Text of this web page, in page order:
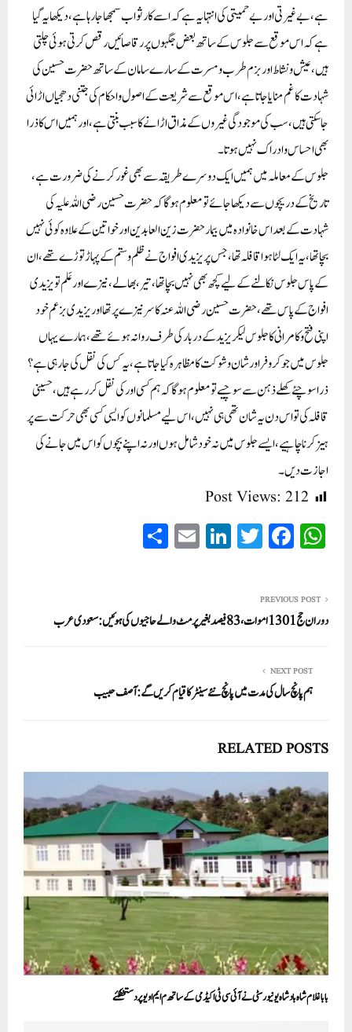
ہے، بے غیرتی اور بے حمیتی کی انتہا یہ ہے کہ اسے کار ثواب سمجھا جا رہا ہے، دیکھا یہ گیا
ہے کہ اس موقع سے جلوس کے ساتھ بعض جگہوں پر رقاصائیں رقص کرتی ہوئی چلتی
ہیں، عیش ونشاط اور بزم طرب ومسرت کے سارے سامان کے ساتھ حضرت حسین کی
شہادت کا غم منایا جاتا ہے، اس موقع سے شریعت کے اصول واحکام کی جتنی دھجیاں اڑائی
جا سکتی ہیں، سب کی موجودگی غیروں کے مذاق اڑانے کا سبب بنتی ہے، اور ہمیں اس کا ذرا
بھی احساس وادراک نہیں ہوتا۔
جلوس کے معاملہ میں ہمیں ایک دوسرے طریقہ سے بھی غور کرنے کی ضرورت ہے،
تاریخ کے دریچوں سے دیکھا جائے تو معلوم ہو گا کہ حضرت حسین رضی اللہ علیہ کی
شہادت کے بعد اس خانوادہ میں بیمار حضرت زین العابدین اور خواتین کے علاوہ کوئی نہیں
بچا تھا،یہ ایک لٹا ہوا قافلہ تھا، جس پریزیدی افواج نے ظلم وستم کے پہاڑ توڑے تھے، ان
کے پاس جلوس نکالنے کے لیے کچھ بھی نہیں بچا تھا، تیر،بھالے، نیزے اورعَلم تو یزیدی
افواج کے پاس تھے، حضرت حسین رضی اللہ عنہ کا سر نیزے پر تھا اوریزیدی بزعم خود
اپنی فتح وکامرانی کاجلوس لیکر یزیدکے دربار کی طرف روانہ ہوئے تھے، ہمارے یہاں
جلوس میں جو کروفراور شان وشوکت کا مظاہرہ کیا جاتا ہے، یہ کس کی نقل کی جا رہی ہے؟
ذرا سوچئے کھلے ذہن سے سوچیے تو معلوم ہوگا کہ ہم کسی اور کی نقل کر رہے ہیں، حسینی
قافلہ کی تو اس دن یہ شان تھی ہی نہیں، اس لیے مسلمانوں کو ایسی کسی بھی حرکت سے پر
ہیز کرنا چاہیے، ایسے جلوس میں نہ خود شامل ہوں اور نہ اپنے بچوں کو اس میں جانے کی
اجازت دیں۔
Post Views: 212
W
ha
A
pp
Fa
ce
ok
T
wi
r
Li
nk
In
E
m
PREVIOUS POST
دوران حج 1301 اموات، 83 فیصد بغیر پرمٹ والے حاجیوں کی ہوئیں: سعودی عرب
NEXT POST
ہم پانچ سال کی مدت میں پانچ نئے سینٹر کا قیام کریں گے:آصف حبیب
RELATED POSTS
بابا غلام شاہ بادشاہ یونیورسٹی نےآئی سی ٹی اکیڈمی کے ساتھ م ایم او یوپر دستخطکئے